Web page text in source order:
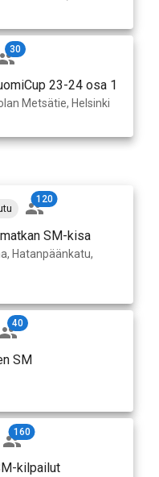
30
23-24 osa 1
Metsätie, Helsinki
120
SM-kisa
Hatanpäänkatu,
40
SM
160
kilpailut